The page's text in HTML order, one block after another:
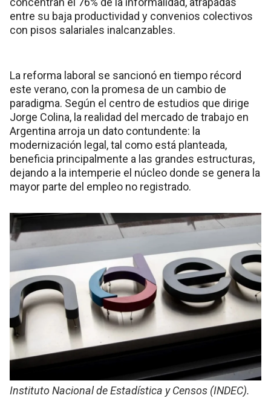
entre su baja productividad y convenios colectivos
con pisos salariales inalcanzables.
La reforma laboral se sancionó en tiempo récord
este verano, con la promesa de un cambio de
paradigma. Según el centro de estudios que dirige
Jorge Colina, la realidad del mercado de trabajo en
Argentina arroja un dato contundente: la
modernización legal, tal como está planteada,
beneficia principalmente a las grandes estructuras,
dejando a la intemperie el núcleo donde se genera la
mayor parte del empleo no registrado.
Instituto Nacional de Estadística y Censos (INDEC).